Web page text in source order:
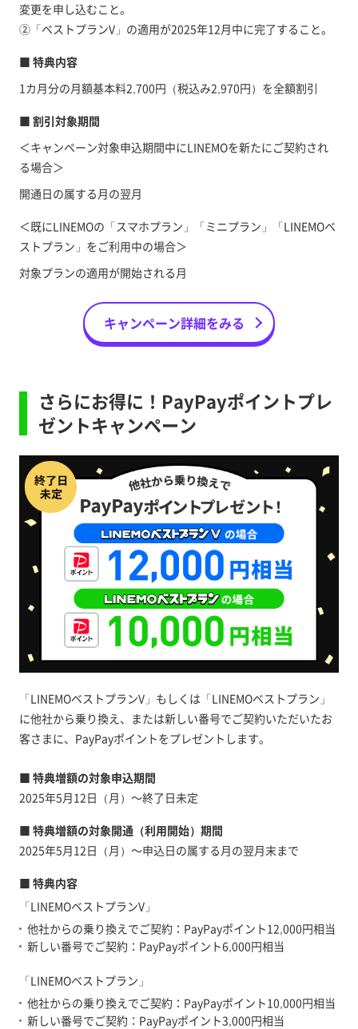
変更を申し込むこと。
②「ベストプランV」の適用が2025年12月中に完了すること。
■ 特典内容
1カ月分の月額基本料2,700円（税込み2,970円）を全額割引
■ 割引対象期間
＜キャンペーン対象申込期間中にLINEMOを新たにご契約され
る場合＞
開通日の属する月の翌月
＜既にLINEMOの「スマホプラン」「ミニプラン」「LINEMOベ
ストプラン」をご利用中の場合＞
対象プランの適用が開始される月
キャンペーン詳細をみる
さらにお得に！PayPayポイントプレ
ゼントキャンペーン
「LINEMOベストプランV」もしくは「LINEMOベストプラン」
に他社から乗り換え、または新しい番号でご契約いただいたお
客さまに、PayPayポイントをプレゼントします。
■ 特典増額の対象申込期間
2025年5月12日（月）～終了日未定
■ 特典増額の対象開通（利用開始）期間
2025年5月12日（月）～申込日の属する月の翌月末まで
■ 特典内容
「LINEMOベストプランV」
他社からの乗り換えでご契約：PayPayポイント12,000円相当
新しい番号でご契約：PayPayポイント6,000円相当
「LINEMOベストプラン」
他社からの乗り換えでご契約：PayPayポイント10,000円相当
新しい番号でご契約：PayPayポイント3,000円相当